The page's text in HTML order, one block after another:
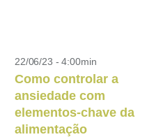
22/06/23 - 4:00min
Como controlar a
ansiedade com
elementos-chave da
alimentação